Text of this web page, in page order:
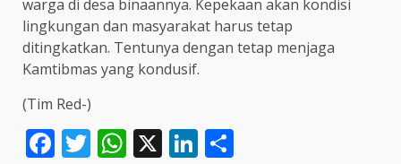
warga di desa binaannya. Kepekaan akan kondisi
lingkungan dan masyarakat harus tetap
ditingkatkan. Tentunya dengan tetap menjaga
Kamtibmas yang kondusif.
(Tim Red-)
Facebook
Twitter
WhatsApp
X LinkedIn